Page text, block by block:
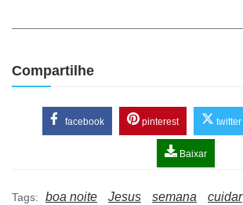
Compartilhe
facebook pinterest twitter
Baixar
Tags: boa noite Jesus semana cuidar